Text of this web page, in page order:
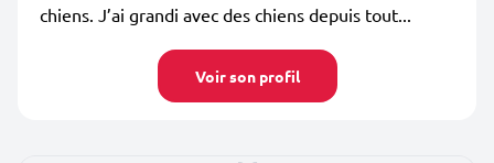
chiens. J’ai grandi avec des chiens depuis tout...
Voir son profil